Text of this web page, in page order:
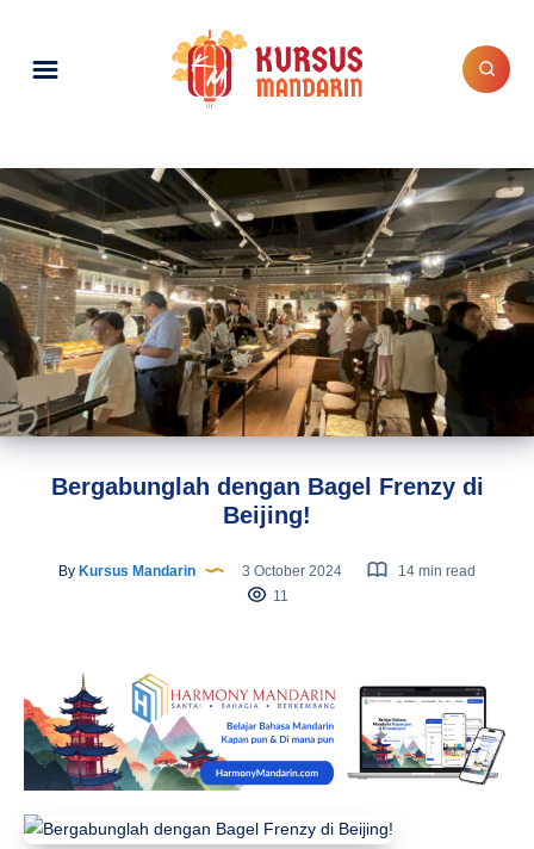
Bergabunglah dengan Bagel Frenzy di
Beijing!
By Kursus Mandarin 3 October 2024
14 min read
11